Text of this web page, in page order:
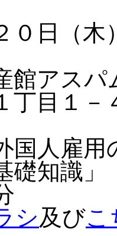
０日（木
館アスパ
丁目１－
国人雇
礎知識
シ及びこ